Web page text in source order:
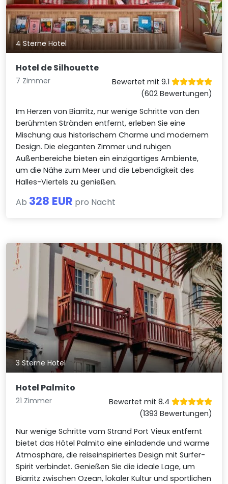
4 Sterne Hotel
Hotel de Silhouette
7 Zimmer
Bewertet mit 9.1
(602 Bewertungen)
Im Herzen von Biarritz, nur wenige Schritte von den
berühmten Stränden entfernt, erleben Sie eine
Mischung aus historischem Charme und modernem
Design. Die eleganten Zimmer und ruhigen
Außenbereiche bieten ein einzigartiges Ambiente,
um die Nähe zum Meer und die Lebendigkeit des
Halles-Viertels zu genießen.
Ab 328 EUR pro Nacht
3 Sterne Hotel
Hotel Palmito
21 Zimmer
Bewertet mit 8.4
(1393 Bewertungen)
Nur wenige Schritte vom Strand Port Vieux entfernt
bietet das Hôtel Palmito eine einladende und warme
Atmosphäre, die reiseinspiriertes Design mit Surfer-
Spirit verbindet. Genießen Sie die ideale Lage, um
Biarritz zwischen Ozean, lokaler Kultur und sportlichen